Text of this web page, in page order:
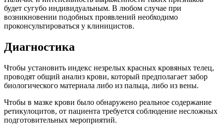
будет сугубо индивидуальным. В любом случае при
возникновении подобных проявлений необходимо
проконсультироваться у клиницистов.
Диагностика
Чтобы установить индекс незрелых красных кровяных телец,
проводят общий анализ крови, который предполагает забор
биологического материала либо из пальца, либо из вены.
Чтобы в мазке крови было обнаружено реальное содержание
ретикулоцитов, от пациента требуется соблюдение несложных
подготовительных мероприятий.